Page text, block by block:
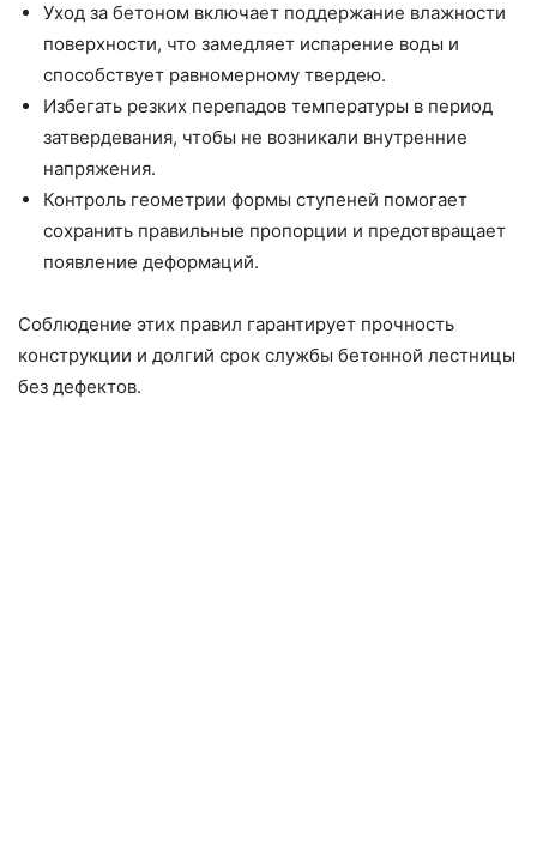
Уход за бетоном включает поддержание влажности
поверхности, что замедляет испарение воды и
способствует равномерному твердею.
Избегать резких перепадов температуры в период
затвердевания, чтобы не возникали внутренние
напряжения.
Контроль геометрии формы ступеней помогает
сохранить правильные пропорции и предотвращает
появление деформаций.
Соблюдение этих правил гарантирует прочность
конструкции и долгий срок службы бетонной лестницы
без дефектов.